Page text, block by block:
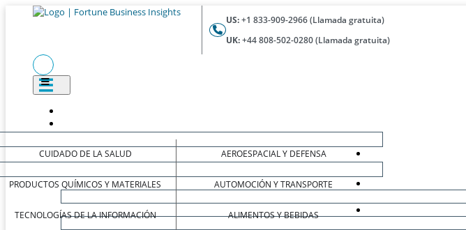
US:+1 833-909-2966 (Llamada gratuita)
UK:+44 808-502-0280 (Llamada gratuita)
CUIDADO DE LA SALUD
PRODUCTOS QUÍMICOS Y MATERIALES
TECNOLOGÍAS DE LA INFORMACIÓN
AEROESPACIAL Y DEFENSA
AUTOMOCIÓN Y TRANSPORTE
ALIMENTOS Y BEBIDAS